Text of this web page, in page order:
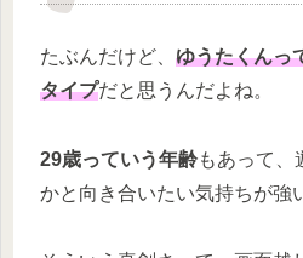
たぶんだけど、 ゆうたくんっ
タイプだと思うんだよね。
29歳っていう年齢もあって、
かと向き合いたい気持ちが強